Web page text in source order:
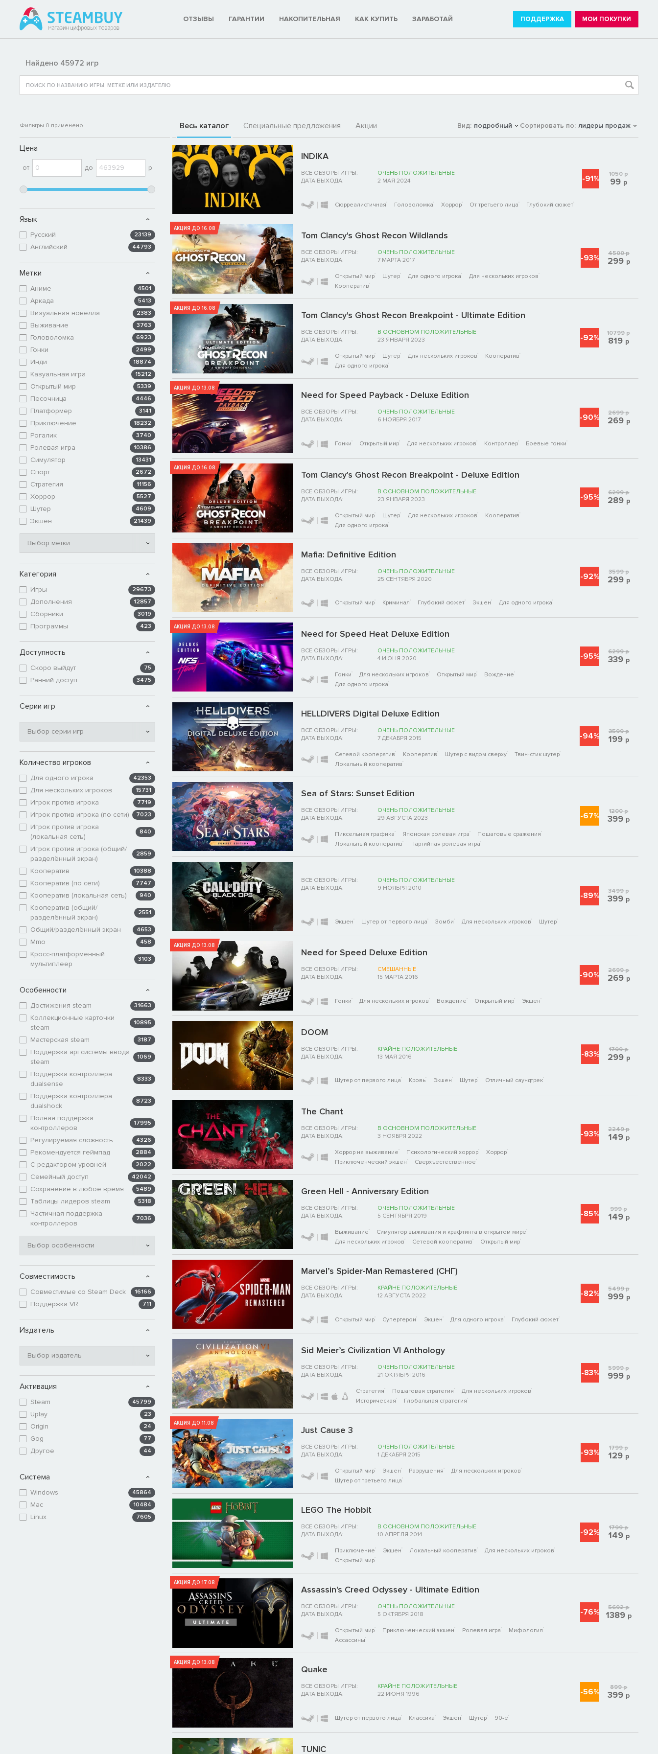
ОТЗЫВЫ ГАРАНТИИ НАКОПИТЕЛЬНАЯ КАК КУПИТЬ ЗАРАБОТАЙ ПОДДЕРЖКА МОИ ПОКУПКИ
Найдено 45972 игр
Фильтры 0 применено
Цена
от до р
Язык
Русский 23139
Английский 44793
Метки
Аниме 4501
Аркада 5413
Визуальная новелла 2383
Выживание 3763
Головоломка 6923
Гонки 2499
Инди 18874
Казуальная игра 15212
Открытый мир 5339
Песочница 4446
Платформер 3141
Приключение 18232
Рогалик 3740
Ролевая игра 10386
Симулятор 13431
Спорт 2672
Стратегия 11156
Хоррор 5527
Шутер 4609
Экшен 21439
Выбор метки
Категория
Игры 29673
Дополнения 12857
Сборники 3019
Программы 423
Доступность
Скоро выйдут 75
Ранний доступ 3475
Серии игр
Выбор серии игр
Количество игроков
Для одного игрока 42353
Для нескольких игроков 15731
Игрок против игрока 7719
Игрок против игрока (по сети) 7023
Игрок против игрока
(локальная сеть)
840
Игрок против игрока (общий/
разделённый экран)
2859
Кооператив 10388
Кооператив (по сети) 7747
Кооператив (локальная сеть) 940
Кооператив (общий/
разделённый экран)
2551
Общий/разделённый экран 4653
Mmo 458
Кросс-платформенный
мультиплеер
3103
Особенности
Достижения steam 31663
Коллекционные карточки
steam
10895
Мастерская steam 3187
Поддержка api системы ввода
steam
1069
Поддержка контроллера
dualsense
8333
Поддержка контроллера
dualshock
8723
Полная поддержка
контроллеров
17995
Регулируемая сложность 4326
Рекомендуется геймпад 2884
С редактором уровней 2022
Семейный доступ 42042
Сохранение в любое время 5489
Таблицы лидеров steam 5318
Частичная поддержка
контроллеров
7036
Выбор особенности
Совместимость
Совместимые со Steam Deck 16166
Поддержка VR 711
Издатель
Выбор издатель
Активация
Steam 45799
Uplay 23
Origin 24
Gog 77
Другое 44
Система
Windows 45864
Mac 10484
Linux 7605
Весь каталог Специальные предложения Акции Вид: подробный Сортировать по: лидеры продаж
INDIKA
ВСЕ ОБЗОРЫ ИГРЫ:
ОЧЕНЬ ПОЛОЖИТЕЛЬНЫЕ
ДАТА ВЫХОДА:
2 МАЯ 2024
Сюрреалистичная Головоломка Хоррор От третьего лица Глубокий сюжет
-91% 1050р
99 р
АКЦИЯ ДО 16.08
Tom Clancy's Ghost Recon Wildlands
ВСЕ ОБЗОРЫ ИГРЫ:
ОЧЕНЬ ПОЛОЖИТЕЛЬНЫЕ
ДАТА ВЫХОДА:
7 МАРТА 2017
Открытый мир Шутер Для одного игрока
Для нескольких игроков
Кооператив
-93% 4500р
299 р
АКЦИЯ ДО 16.08
Tom Clancy's Ghost Recon Breakpoint - Ultimate Edition
ВСЕ ОБЗОРЫ ИГРЫ:
В ОСНОВНОМ ПОЛОЖИТЕЛЬНЫЕ
ДАТА ВЫХОДА:
23 ЯНВАРЯ 2023
Открытый мир Шутер Для нескольких игроков
Кооператив
Для одного игрока
-92% 10799р
819 р
АКЦИЯ ДО 13.08
Need for Speed Payback - Deluxe Edition
ВСЕ ОБЗОРЫ ИГРЫ:
ОЧЕНЬ ПОЛОЖИТЕЛЬНЫЕ
ДАТА ВЫХОДА:
6 НОЯБРЯ 2017
Гонки Открытый мир Для нескольких игроков Контроллер Боевые гонки
-90% 2699р
269 р
АКЦИЯ ДО 16.08
Tom Clancy's Ghost Recon Breakpoint - Deluxe Edition
ВСЕ ОБЗОРЫ ИГРЫ:
В ОСНОВНОМ ПОЛОЖИТЕЛЬНЫЕ
ДАТА ВЫХОДА:
23 ЯНВАРЯ 2023
Открытый мир Шутер Для нескольких игроков
Кооператив
Для одного игрока
-95% 6299р
289 р
Mafia: Definitive Edition
ВСЕ ОБЗОРЫ ИГРЫ:
ОЧЕНЬ ПОЛОЖИТЕЛЬНЫЕ
ДАТА ВЫХОДА:
25 СЕНТЯБРЯ 2020
Открытый мир Криминал Глубокий сюжет Экшен Для одного игрока
-92% 3599р
299 р
АКЦИЯ ДО 13.08
Need for Speed Heat Deluxe Edition
ВСЕ ОБЗОРЫ ИГРЫ:
ОЧЕНЬ ПОЛОЖИТЕЛЬНЫЕ
ДАТА ВЫХОДА:
4 ИЮНЯ 2020
Гонки Для нескольких игроков Открытый мир
Вождение
Для одного игрока
-95% 6299р
339 р
HELLDIVERS Digital Deluxe Edition
ВСЕ ОБЗОРЫ ИГРЫ:
ОЧЕНЬ ПОЛОЖИТЕЛЬНЫЕ
ДАТА ВЫХОДА:
7 ДЕКАБРЯ 2015
Сетевой кооператив Кооператив Шутер с видом сверху
Твин-стик шутер
Локальный кооператив
-94% 3599р
199 р
Sea of Stars: Sunset Edition
ВСЕ ОБЗОРЫ ИГРЫ:
ОЧЕНЬ ПОЛОЖИТЕЛЬНЫЕ
ДАТА ВЫХОДА:
29 АВГУСТА 2023
Пиксельная графика Японская ролевая игра
Пошаговые сражения
Локальный кооператив
Партийная ролевая игра
-67% 1200р
399 р
ВСЕ ОБЗОРЫ ИГРЫ:
ОЧЕНЬ ПОЛОЖИТЕЛЬНЫЕ
ДАТА ВЫХОДА:
9 НОЯБРЯ 2010
Экшен Шутер от первого лица Зомби Для нескольких игроков Шутер
-89% 3499р
399 р
АКЦИЯ ДО 13.08
Need for Speed Deluxe Edition
ВСЕ ОБЗОРЫ ИГРЫ:
СМЕШАННЫЕ
ДАТА ВЫХОДА:
15 МАРТА 2016
Гонки Для нескольких игроков Вождение Открытый мир Экшен
-90% 2699р
269 р
DOOM
ВСЕ ОБЗОРЫ ИГРЫ:
КРАЙНЕ ПОЛОЖИТЕЛЬНЫЕ
ДАТА ВЫХОДА:
13 МАЯ 2016
Шутер от первого лица Кровь Экшен Шутер Отличный саундтрек
-83% 1799р
299 р
The Chant
ВСЕ ОБЗОРЫ ИГРЫ:
В ОСНОВНОМ ПОЛОЖИТЕЛЬНЫЕ
ДАТА ВЫХОДА:
3 НОЯБРЯ 2022
Хоррор на выживание Психологический хоррор
Хоррор
Приключенческий экшен
Сверхъестественное
-93% 2249р
149 р
Green Hell - Anniversary Edition
ВСЕ ОБЗОРЫ ИГРЫ:
ОЧЕНЬ ПОЛОЖИТЕЛЬНЫЕ
ДАТА ВЫХОДА:
5 СЕНТЯБРЯ 2019
Выживание
Симулятор выживания и крафтинга в открытом мире
Для нескольких игроков
Сетевой кооператив Открытый мир
-85% 999р
149 р
Marvel’s Spider-Man Remastered (СНГ)
ВСЕ ОБЗОРЫ ИГРЫ:
КРАЙНЕ ПОЛОЖИТЕЛЬНЫЕ
ДАТА ВЫХОДА:
12 АВГУСТА 2022
Открытый мир Супергерои Экшен Для одного игрока Глубокий сюжет
-82% 5499р
999 р
Sid Meier’s Civilization VI Anthology
ВСЕ ОБЗОРЫ ИГРЫ:
ОЧЕНЬ ПОЛОЖИТЕЛЬНЫЕ
ДАТА ВЫХОДА:
21 ОКТЯБРЯ 2016
Стратегия Пошаговая стратегия
Для нескольких игроков
Историческая
Глобальная стратегия
-83% 5999р
999 р
АКЦИЯ ДО 11.08
Just Cause 3
ВСЕ ОБЗОРЫ ИГРЫ:
ОЧЕНЬ ПОЛОЖИТЕЛЬНЫЕ
ДАТА ВЫХОДА:
1 ДЕКАБРЯ 2015
Открытый мир Экшен Разрушения
Для нескольких игроков
Шутер от третьего лица
-93% 1799р
129 р
LEGO The Hobbit
ВСЕ ОБЗОРЫ ИГРЫ:
В ОСНОВНОМ ПОЛОЖИТЕЛЬНЫЕ
ДАТА ВЫХОДА:
10 АПРЕЛЯ 2014
Приключение Экшен Локальный кооператив
Для нескольких игроков
Открытый мир
-92% 1799р
149 р
АКЦИЯ ДО 17.08
Assassin's Creed Odyssey - Ultimate Edition
ВСЕ ОБЗОРЫ ИГРЫ:
ОЧЕНЬ ПОЛОЖИТЕЛЬНЫЕ
ДАТА ВЫХОДА:
5 ОКТЯБРЯ 2018
Открытый мир Приключенческий экшен Ролевая игра
Мифология
Ассассины
-76% 5692р
1389 р
АКЦИЯ ДО 13.08
Quake
ВСЕ ОБЗОРЫ ИГРЫ:
КРАЙНЕ ПОЛОЖИТЕЛЬНЫЕ
ДАТА ВЫХОДА:
22 ИЮНЯ 1996
Шутер от первого лица Классика Экшен Шутер 90-е
-56% 899р
399 р
TUNIC